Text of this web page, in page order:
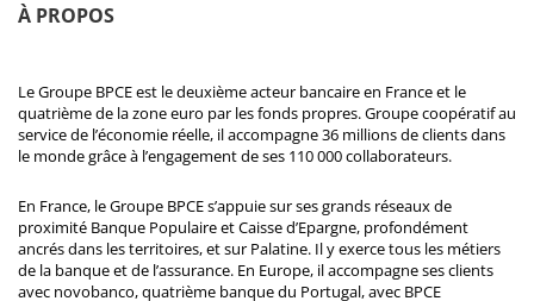
À PROPOS
Le Groupe BPCE est le deuxième acteur bancaire en France et le
quatrième de la zone euro par les fonds propres. Groupe coopératif au
service de l’économie réelle, il accompagne 36 millions de clients dans
le monde grâce à l’engagement de ses 110 000 collaborateurs.
En France, le Groupe BPCE s’appuie sur ses grands réseaux de
proximité Banque Populaire et Caisse d’Epargne, profondément
ancrés dans les territoires, et sur Palatine. Il y exerce tous les métiers
de la banque et de l’assurance. En Europe, il accompagne ses clients
avec novobanco, quatrième banque du Portugal, avec BPCE